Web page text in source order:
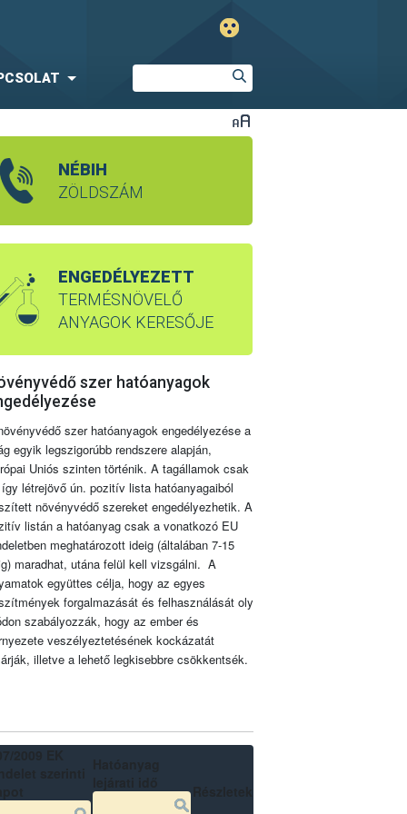
NÉBIH
ZÖLDSZÁM
ENGEDÉLYEZETT
TERMÉSNÖVELŐ
ANYAGOK KERESŐJE
szer hatóanyagok
szer hatóanyagok engedélyezése a
egyik legszigorúbb rendszere alapján,
Uniós szinten történik. A tagállamok csak
létrejövő ún. pozitív lista hatóanyagaiból
növényvédő szereket engedélyezhetik. A
listán a hatóanyag csak a vonatkozó EU
meghatározott ideig (általában 7-15
maradhat, utána felül kell vizsgálni. A
együttes célja, hogy az egyes
forgalmazását és felhasználását oly
szabályozzák, hogy az ember és
veszélyeztetésének kockázatát
illetve a lehető legkisebbre csökkentsék.